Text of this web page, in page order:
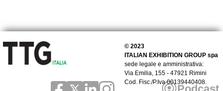
© 2023
ITALIAN EXHIBITION GROUP spa
sede legale e amministrativa:
Via Emilia, 155 - 47921 Rimini
Cod. Fisc./P.Iva 00139440408.